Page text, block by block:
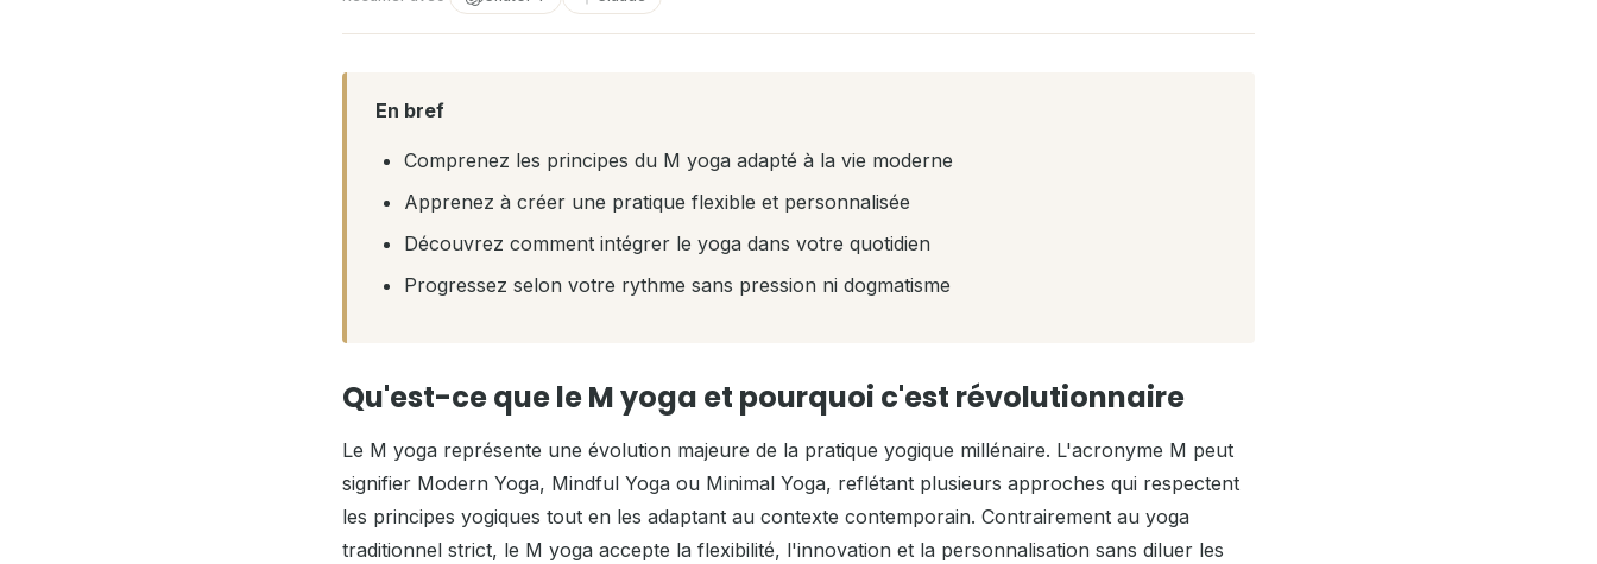
En bref
Comprenez les principes du M yoga adapté à la vie moderne
Apprenez à créer une pratique flexible et personnalisée
Découvrez comment intégrer le yoga dans votre quotidien
Progressez selon votre rythme sans pression ni dogmatisme
Qu'est-ce que le M yoga et pourquoi c'est révolutionnaire
Le M yoga représente une évolution majeure de la pratique yogique millénaire. L'acronyme M peut
signifier Modern Yoga, Mindful Yoga ou Minimal Yoga, reflétant plusieurs approches qui respectent
les principes yogiques tout en les adaptant au contexte contemporain. Contrairement au yoga
traditionnel strict, le M yoga accepte la flexibilité, l'innovation et la personnalisation sans diluer les